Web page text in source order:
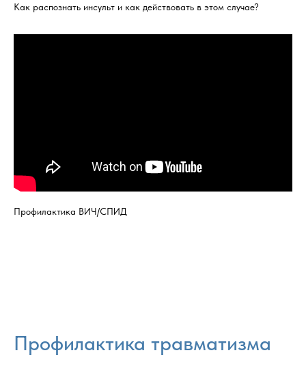
Как распознать инсульт и как действовать в этом случае?
Профилактика ВИЧ/СПИД
Профилактика травматизма